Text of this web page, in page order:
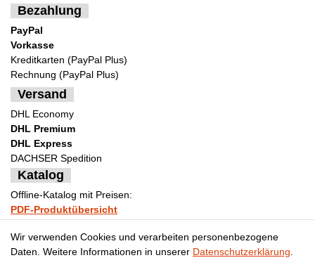
Bezahlung
PayPal
Vorkasse
Kreditkarten (PayPal Plus)
Rechnung (PayPal Plus)
Versand
DHL Economy
DHL Premium
DHL Express
DACHSER Spedition
Katalog
Offline-Katalog mit Preisen:
PDF-Produktübersicht
Wir verwenden Cookies und verarbeiten personenbezogene
Daten. Weitere Informationen in unserer Daten­schutz­erklärung